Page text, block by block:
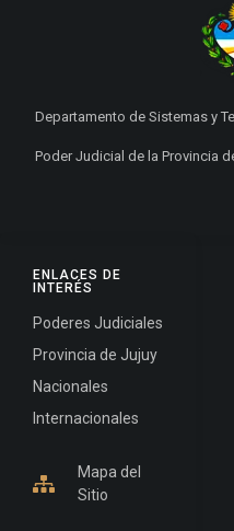
ENLACES DE
INTERÉS
Poderes Judiciales
Provincia de Jujuy
Nacionales
Internacionales
Mapa del
Sitio
Departamento de Sistemas y
Poder Judicial de la Provincia